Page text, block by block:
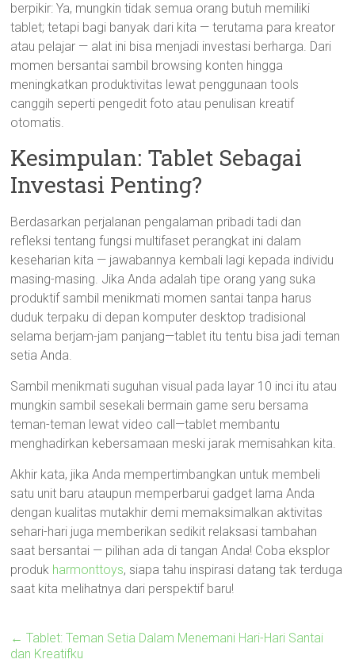
berpikir: Ya, mungkin tidak semua orang butuh memiliki
tablet; tetapi bagi banyak dari kita — terutama para kreator
atau pelajar — alat ini bisa menjadi investasi berharga. Dari
momen bersantai sambil browsing konten hingga
meningkatkan produktivitas lewat penggunaan tools
canggih seperti pengedit foto atau penulisan kreatif
otomatis.
Kesimpulan: Tablet Sebagai
Investasi Penting?
Berdasarkan perjalanan pengalaman pribadi tadi dan
refleksi tentang fungsi multifaset perangkat ini dalam
keseharian kita — jawabannya kembali lagi kepada individu
masing-masing. Jika Anda adalah tipe orang yang suka
produktif sambil menikmati momen santai tanpa harus
duduk terpaku di depan komputer desktop tradisional
selama berjam-jam panjang—tablet itu tentu bisa jadi teman
setia Anda.
Sambil menikmati suguhan visual pada layar 10 inci itu atau
mungkin sambil sesekali bermain game seru bersama
teman-teman lewat video call—tablet membantu
menghadirkan kebersamaan meski jarak memisahkan kita.
Akhir kata, jika Anda mempertimbangkan untuk membeli
satu unit baru ataupun memperbarui gadget lama Anda
dengan kualitas mutakhir demi memaksimalkan aktivitas
sehari-hari juga memberikan sedikit relaksasi tambahan
saat bersantai — pilihan ada di tangan Anda! Coba eksplor
produk harmonttoys, siapa tahu inspirasi datang tak terduga
saat kita melihatnya dari perspektif baru!
← Tablet: Teman Setia Dalam Menemani Hari-Hari Santai
dan Kreatifku